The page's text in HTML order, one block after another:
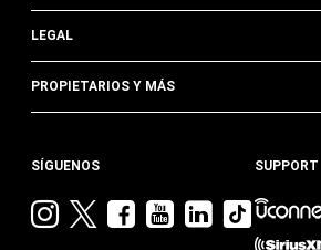
LEGAL
PROPIETARIOS Y MÁS
SÍGUENOS
VisitaVisitaVisitaVisitaVisita
Jeep
Visita
Jeep
SUPPORT